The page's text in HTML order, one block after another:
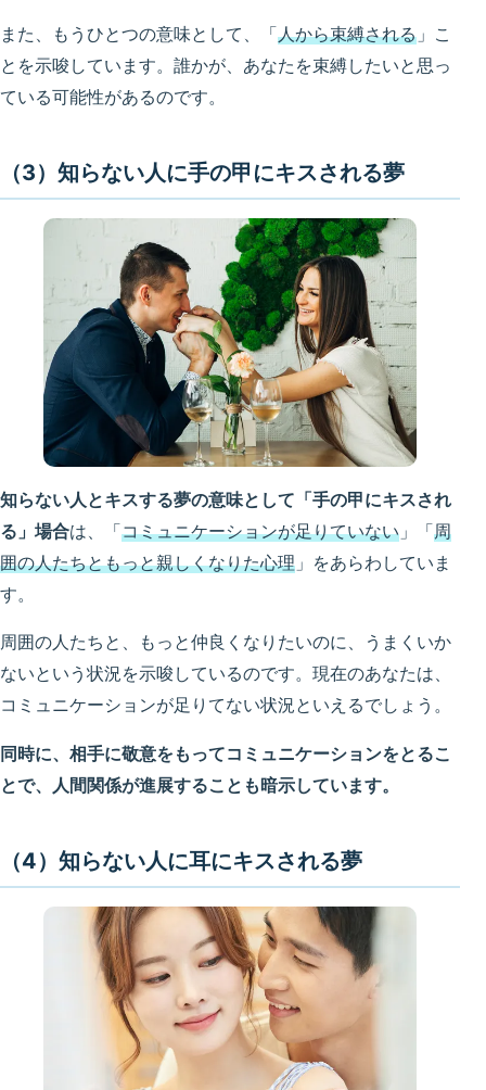
また、もうひとつの意味として、「 人から束縛される 」こ
とを示唆しています。誰かが、あなたを束縛したいと思っ
ている可能性があるのです。
（3）知らない人に手の甲にキスされる夢
知らない人とキスする夢の意味として「手の甲にキスされ
る」場合は、「コミュニケーションが足りていない 」「周
囲の人たちともっと親しくなりた心理 」をあらわしていま
す。
周囲の人たちと、もっと仲良くなりたいのに、うまくいか
ないという状況を示唆しているのです。現在のあなたは、
コミュニケーションが足りてない状況といえるでしょう。
同時に、相手に敬意をもってコミュニケーションをとるこ
とで、人間関係が進展するこ とも暗示しています。
（4）知らない人に耳にキスされる夢